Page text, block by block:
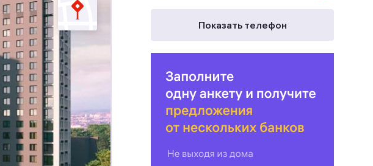
Показать телефон